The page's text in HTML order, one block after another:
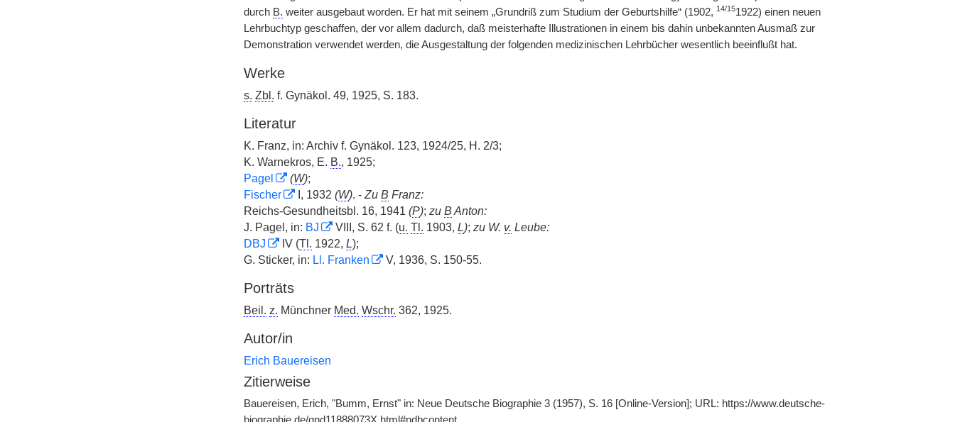
durch B. weiter ausgebaut worden. Er hat mit seinem „Grundriß zum Studium der Geburtshilfe“ (1902, 14/151922) einen neuen
Lehrbuchtyp geschaffen, der vor allem dadurch, daß meisterhafte Illustrationen in einem bis dahin unbekannten Ausmaß zur
Demonstration verwendet werden, die Ausgestaltung der folgenden medizinischen Lehrbücher wesentlich beeinflußt hat.
Werke
s. Zbl. f. Gynäkol. 49, 1925, S. 183.
Literatur
K. Franz, in: Archiv f. Gynäkol. 123, 1924/25, H. 2/3;
K. Warnekros, E. B., 1925;
Pagel
(W);
Fischer
I, 1932 (W). - Zu B Franz:
Reichs-Gesundheitsbl. 16, 1941 (P); zu B Anton:
J. Pagel, in: BJ VIII, S. 62 f. (u. Tl. 1903, L); zu W. v. Leube:
DBJ
IV (Tl. 1922, L);
G. Sticker, in: Ll. Franken V, 1936, S. 150-55.
Porträts
Beil. z. Münchner Med. Wschr. 362, 1925.
Autor/in
Erich Bauereisen
Zitierweise
Bauereisen, Erich, "Bumm, Ernst" in: Neue Deutsche Biographie 3 (1957), S. 16 [Online-Version]; URL: https://www.deutsche-